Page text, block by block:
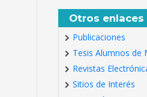
Otros enlaces
Publicaciones
Tesis Alumnos de
Revistas
Sitios de Interés